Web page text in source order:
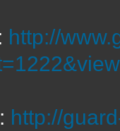
http://
http://